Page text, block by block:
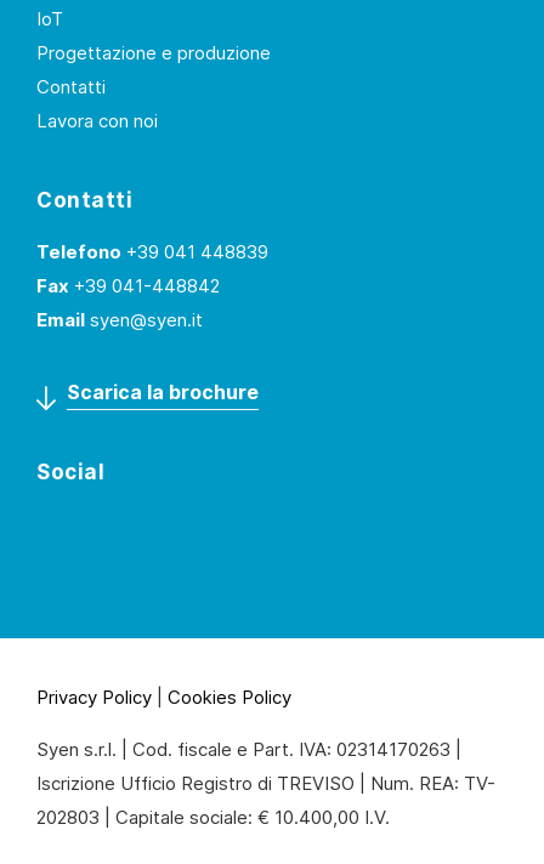
IoT
Progettazione e produzione
Contatti
Lavora con noi
Contatti
Telefono +39 041 448839
Fax +39 041-448842
Emailsyen@syen.it
Scarica la brochure
Social
Privacy Policy Cookies Policy
Syen s.r.l. | Cod. fiscale e Part. IVA: 02314170263 |
Iscrizione Ufficio Registro di TREVISO | Num. REA: TV-
202803 | Capitale sociale: € 10.400,00 I.V.